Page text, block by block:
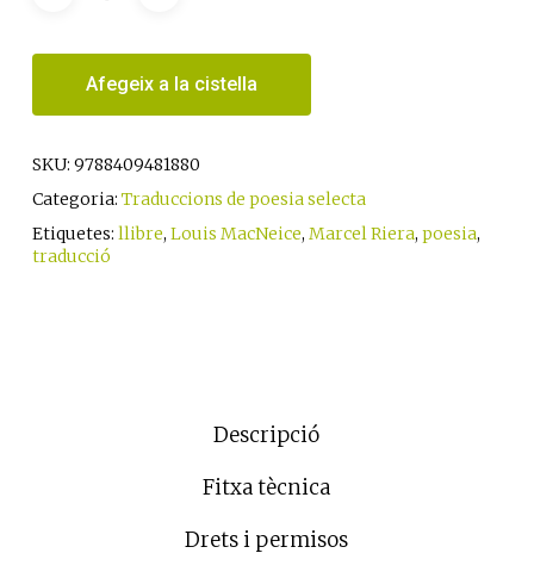
Afegeix a la cistella
SKU: 9788409481880
Categoria: Traduccions de poesia selecta
Etiquetes: llibre, Louis MacNeice, Marcel Riera, poesia,
traducció
Descripció
Fitxa tècnica
Drets i permisos